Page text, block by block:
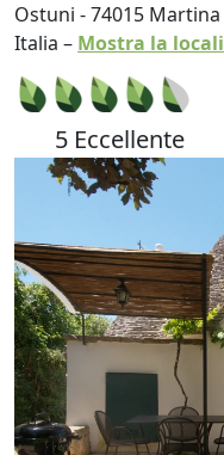
Ostuni -74015 Martina
Italia – Mostra la
5 Eccellente